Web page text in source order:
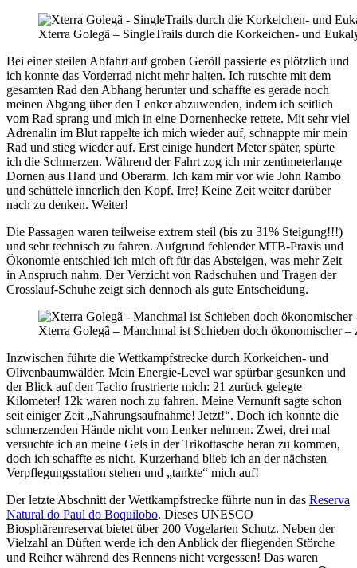
Xterra Golegã – SingleTrails durch die Korkeichen- und
Bei einer steilen Abfahrt auf groben Geröll passierte es plötzlich und
ich konnte das Vorderrad nicht mehr halten. Ich rutschte mit dem
gesamten Rad den Abhang herunter und schaffte es gerade noch
meinen Abgang über den Lenker abzuwenden, indem ich seitlich
vom Rad sprang und mich in eine Dornenhecke rettete. Mit sehr viel
Adrenalin im Blut rappelte ich mich wieder auf, schnappte mir mein
Rad und stieg wieder auf. Erst einige hundert Meter später, spürte
ich die Schmerzen. Während der Fahrt zog ich mir zentimeterlange
Dornen aus Hand und Oberarm. Ich kam mir vor wie John Rambo
und schüttele innerlich den Kopf. Irre! Keine Zeit weiter darüber
nach zu denken. Weiter!
Die Passagen waren teilweise extrem steil (bis zu 31% Steigung!!!)
und sehr technisch zu fahren. Aufgrund fehlender MTB-Praxis und
Ökonomie entschied ich mich oft für das Absteigen, was mehr Zeit
in Anspruch nahm. Der Verzicht von Radschuhen und Tragen der
Crosslauf-Schuhe zeigt sich dennoch als gute Entscheidung.
Xterra Golegã – Manchmal ist Schieben doch ökonomischer
Inzwischen führte die Wettkampfstrecke durch Korkeichen- und
Olivenbaumwälder. Mein Energie-Level war spürbar gesunken und
der Blick auf den Tacho frustrierte mich: 21 zurück gelegte
Kilometer! 12k waren noch zu fahren. Meine Vernunft sagte schon
seit einiger Zeit „Nahrungsaufnahme! Jetzt!“. Doch ich konnte die
schmerzenden Hände nicht vom Lenker nehmen. Zwei, drei mal
versuchte ich an meine Gels in der Trikottasche heran zu kommen,
doch ich schaffte es nicht. Kurzerhand blieb ich an der nächsten
Verpflegungsstation stehen und „tankte“ mich auf!
Der letzte Abschnitt der Wettkampfstrecke führte nun in das Reserva
Natural do Paul do Boquilobo. Dieses UNESCO
Biosphärenreservat bietet über 200 Vogelarten Schutz. Neben der
Vielzahl an Düften werde ich den Anblick der fliegenden Störche
und Reiher während des Rennens nicht vergessen! Das waren